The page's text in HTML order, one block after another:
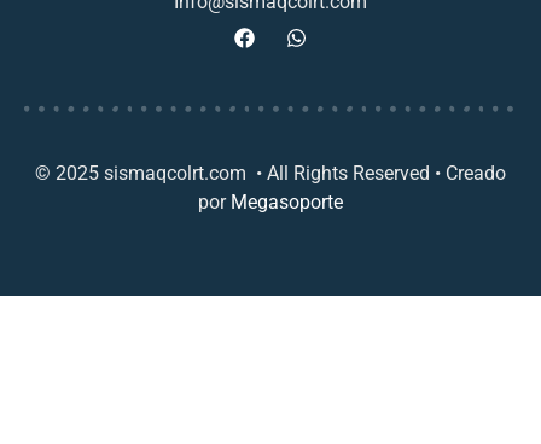
© 2025 sismaqcolrt.com • All Rights Reserved • Creado
por Megasoporte